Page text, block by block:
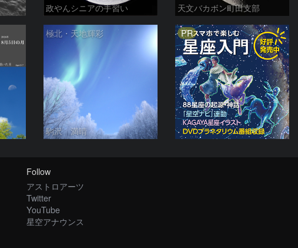
政やんシニアの手習い 天文バカボン町田支部
極北・天地輝彩
駒沢 満晴
PR
Follow
アストロアーツ
Twitter
YouTube
星空アナウンス